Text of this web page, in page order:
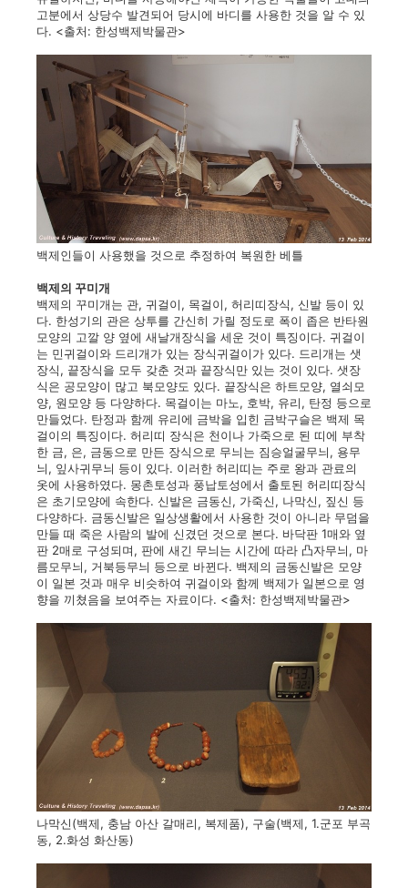
고분에서 상당수 발견되어 당시에 바디를 사용한 것을 알 수 있
다. <출처: 한성백제박물관>
백제인들이 사용했을 것으로 추정하여 복원한 베틀
백제의 꾸미개
백제의 꾸미개는 관, 귀걸이, 목걸이, 허리띠장식, 신발 등이 있
다. 한성기의 관은 상투를 간신히 가릴 정도로 폭이 좁은 반타원
모양의 고깔 양 옆에 새날개장식을 세운 것이 특징이다. 귀걸이
는 민귀걸이와 드리개가 있는 장식귀걸이가 있다. 드리개는 샛
장식, 끝장식을 모두 갖춘 것과 끝장식만 있는 것이 있다. 샛장
식은 공모양이 많고 북모양도 있다. 끝장식은 하트모양, 열쇠모
양, 원모양 등 다양하다. 목걸이는 마노, 호박, 유리, 탄정 등으로
만들었다. 탄정과 함께 유리에 금박을 입힌 금박구슬은 백제 목
걸이의 특징이다. 허리띠 장식은 천이나 가죽으로 된 띠에 부착
한 금, 은, 금동으로 만든 장식으로 무늬는 짐승얼굴무늬, 용무
늬, 잎사귀무늬 등이 있다. 이러한 허리띠는 주로 왕과 관료의
옷에 사용하였다. 몽촌토성과 풍납토성에서 출토된 허리띠장식
은 초기모양에 속한다. 신발은 금동신, 가죽신, 나막신, 짚신 등
다양하다. 금동신발은 일상생활에서 사용한 것이 아니라 무덤을
만들 때 죽은 사람의 발에 신겼던 것으로 본다. 바닥판 1매와 옆
판 2매로 구성되며, 판에 새긴 무늬는 시간에 따라 凸자무늬, 마
름모무늬, 거북등무늬 등으로 바뀐다. 백제의 금동신발은 모양
이 일본 것과 매우 비슷하여 귀걸이와 함께 백제가 일본으로 영
향을 끼쳤음을 보여주는 자료이다. <출처: 한성백제박물관>
나막신(백제, 충남 아산 갈매리, 복제품), 구술(백제, 1.군포 부곡
동, 2.화성 화산동)